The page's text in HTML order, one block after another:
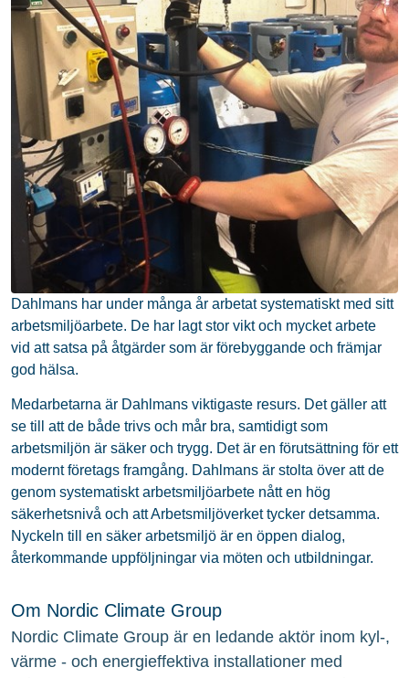
Dahlmans har under många år arbetat systematiskt med sitt
arbetsmiljöarbete. De har lagt stor vikt och mycket arbete
vid att satsa på åtgärder som är förebyggande och främjar
god hälsa.
Medarbetarna är Dahlmans viktigaste resurs. Det gäller att
se till att de både trivs och mår bra, samtidigt som
arbetsmiljön är säker och trygg. Det är en förutsättning för ett
modernt företags framgång. Dahlmans är stolta över att de
genom systematiskt arbetsmiljöarbete nått en hög
säkerhetsnivå och att Arbetsmiljöverket tycker detsamma.
Nyckeln till en säker arbetsmiljö är en öppen dialog,
återkommande uppföljningar via möten och utbildningar.
Om Nordic Climate Group
Nordic Climate Group är en ledande aktör inom kyl-,
värme - och energieffektiva installationer med